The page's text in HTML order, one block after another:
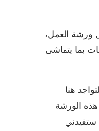
ورشة العمل،
بما يتماشى
هنا
هذه الورشة
ستفيدني